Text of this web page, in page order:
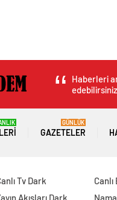
Haberleri
GAZETELER
GÜNLÜK
Tv Dark
Akışları Dark